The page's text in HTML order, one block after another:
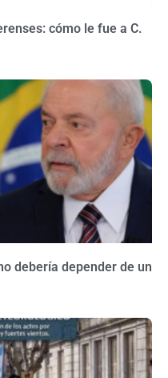
cómo le fue a C.
debería depender de un